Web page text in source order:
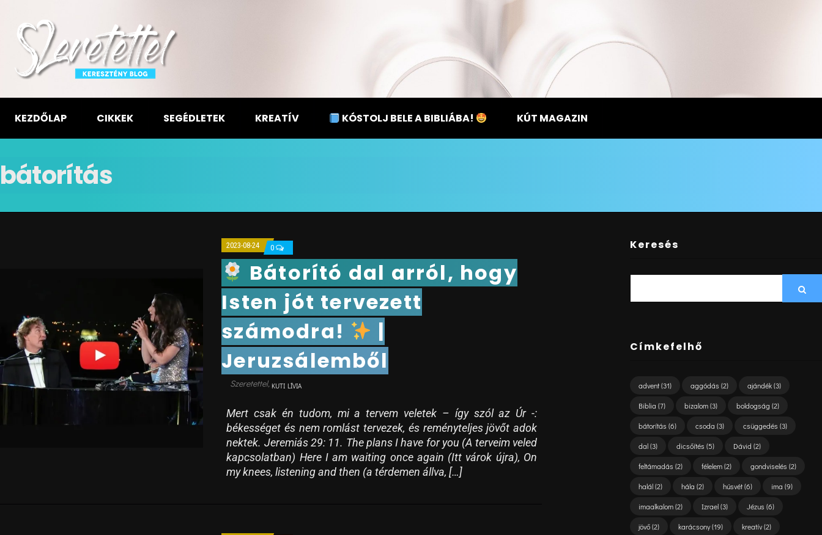
KEZDŐLAP CIKKEK SEGÉDLETEK KREATÍV KÓSTOLJ BELE A BIBLIÁBA! KÚT MAGAZIN
bátorítás
2023-08-24 0
Bátorító dal arról, hogy
Isten jót tervezett
számodra!
|
Jeruzsálemből
KUTI LÍVIA
Mert csak én tudom, mi a tervem veletek – így szól az Úr -:
békességet és nem romlást tervezek, és reményteljes jövőt adok
nektek. Jeremiás 29: 11. The plans I have for you (A terveim veled
kapcsolatban) Here I am waiting once again (Itt várok újra), On
my knees, listening and then (a térdemen állva, […]
Keresés
Címkefelhő
advent(31) aggódás (2) ajándék(3)
Biblia (7) bizalom(3) boldogság (2)
bátorítás (6) csoda (3) csüggedés (3)
dal(3) dicsőítés (5) Dávid (2)
feltámadás (2) félelem(2) gondviselés (2)
halál(2) hála (2) húsvét(6) ima (9)
imaalkalom(2) Izrael(3) Jézus (6)
jövő(2) karácsony(19) kreatív(2)